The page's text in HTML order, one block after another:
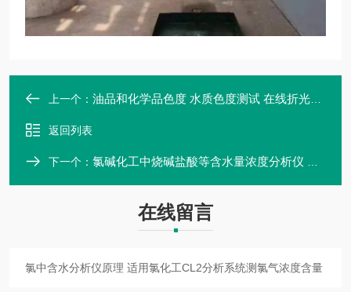
上一个： 油品和化学品色度 水质色度测试 在线折光仪 MYHJ-C-350 可定制 麦越
返回列表
下一个： 氯碱化工中烧碱盐酸等含水量浓度分析仪 在线微量水分测试仪 光学
在线留言